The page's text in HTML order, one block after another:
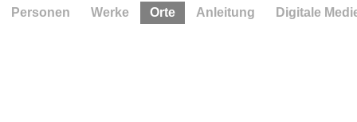
Personen Werke Orte Anleitung Digitale